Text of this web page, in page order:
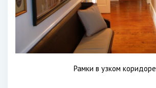
Рамки в узком коридоре